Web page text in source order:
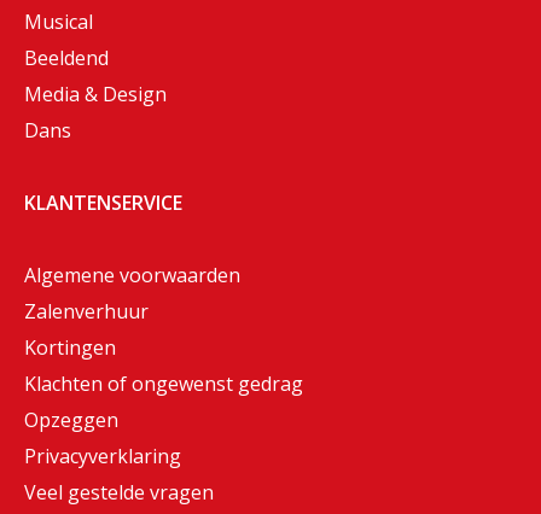
Musical
Beeldend
Media & Design
Dans
KLANTENSERVICE
Algemene voorwaarden
Zalenverhuur
Kortingen
Klachten of ongewenst gedrag
Opzeggen
Privacyverklaring
Veel gestelde vragen